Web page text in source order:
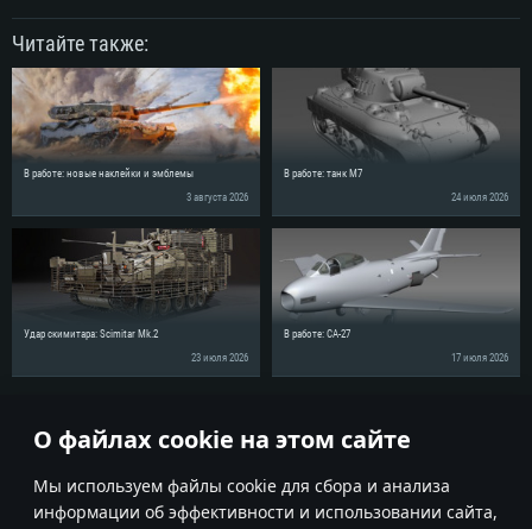
О файлах cookie на этом сайте
Мы используем файлы cookie для сбора и анализа
информации об эффективности и использовании сайта,
Читайте также:
В работе: новые наклейки и эмблемы
3 августа 2026
В работе: танк M7
24 июля 2026
Удар скимитара: Scimitar Mk.2
23 июля 2026
В работе: CA-27
17 июля 2026
Поделись новостью с друзьями!